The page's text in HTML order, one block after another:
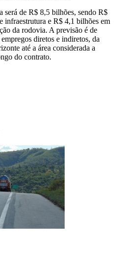
será de R$ 8,5 bilhões, sendo R$
infraestrutura e R$ 4,1 bilhões em
da rodovia. A previsão é de
diretos e indiretos, da
até a área considerada a
do contrato.